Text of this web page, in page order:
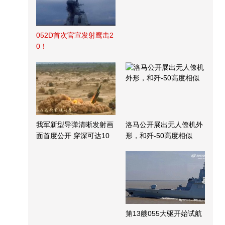
052D首次官宣发射鹰击2
0！
我军新型导弹清晰发射画
面首度公开 穿深可达10
洛马公开展出无人僚机外
形，和歼-50高度相似
第13艘055大驱开始试航